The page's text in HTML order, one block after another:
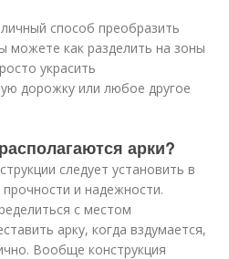
способ преобразить
можете как разделить на зоны
украсить
дорожку или любое другое
арки?
следует установить в
и надежности.
с местом
арку, когда вздумается,
Вообще конструкция